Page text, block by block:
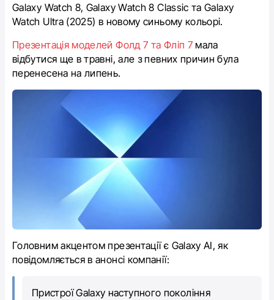
Galaxy Watch 8, Galaxy Watch 8 Classic та Galaxy
Watch Ultra (2025) в новому синьому кольорі.
Презентація моделей Фолд 7 та Фліп 7мала
відбутися ще в травні, але з певних причин була
перенесена на липень.
Головним акцентом презентації є Galaxy AI, як
повідомляється в анонсі компанії:
Пристрої Galaxy наступного покоління